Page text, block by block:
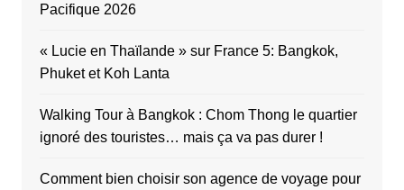
Pacifique 2026
« Lucie en Thaïlande » sur France 5: Bangkok,
Phuket et Koh Lanta
Walking Tour à Bangkok : Chom Thong le quartier
ignoré des touristes… mais ça va pas durer !
Comment bien choisir son agence de voyage pour